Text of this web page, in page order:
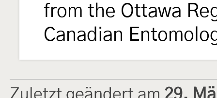
from the Ottawa
Canadian
Zuletzt geändert am 29.